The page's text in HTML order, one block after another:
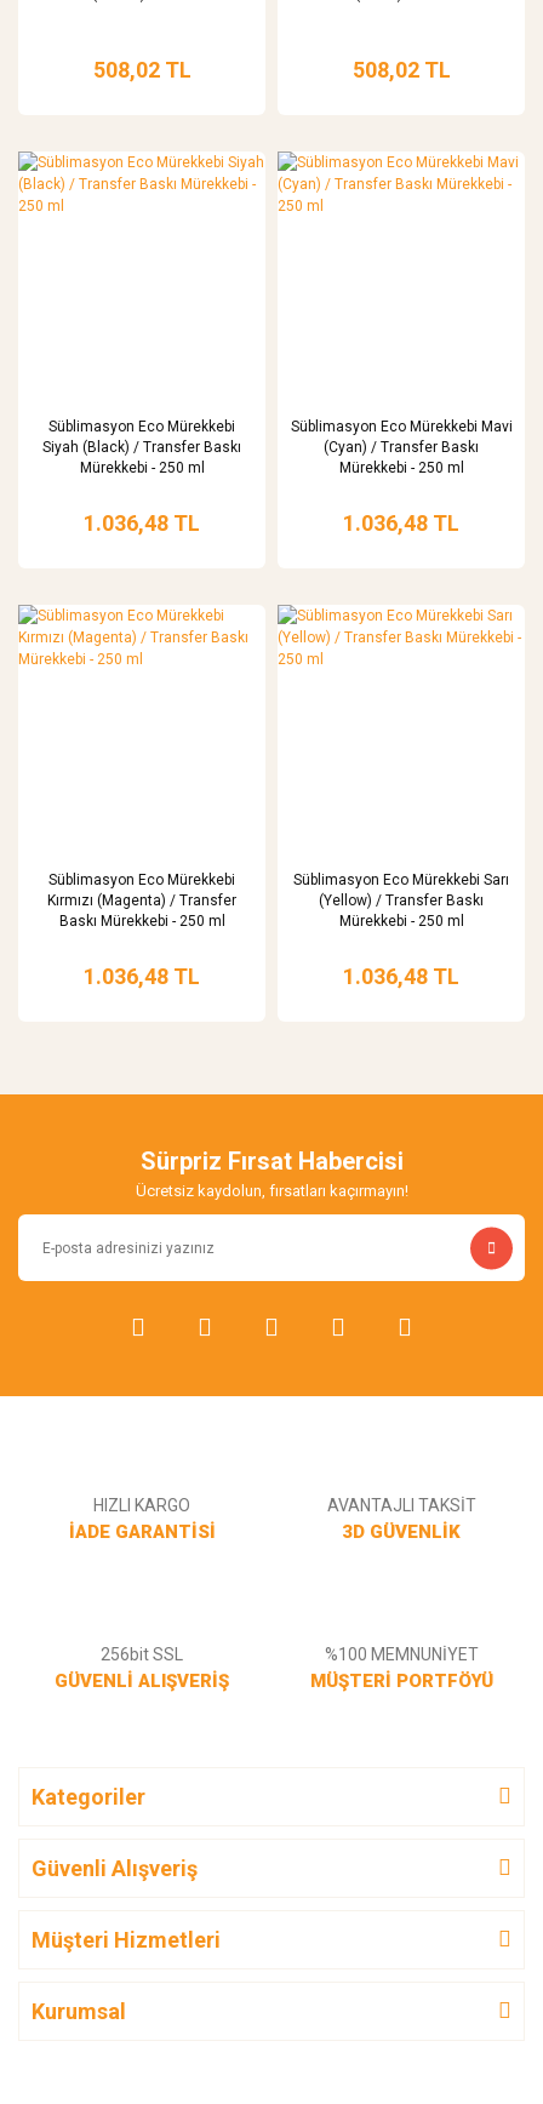
508,02 TL 508,02 TL
Süblimasyon Eco Mürekkebi
Siyah (Black) / Transfer Baskı
Mürekkebi - 250 ml
1.036,48 TL
Süblimasyon Eco Mürekkebi Mavi
(Cyan) / Transfer Baskı
Mürekkebi - 250 ml
1.036,48 TL
Süblimasyon Eco Mürekkebi
Kırmızı (Magenta) / Transfer
Baskı Mürekkebi - 250 ml
1.036,48 TL
Süblimasyon Eco Mürekkebi Sarı
(Yellow) / Transfer Baskı
Mürekkebi - 250 ml
1.036,48 TL
Sürpriz Fırsat Habercisi
Ücretsiz kaydolun, fırsatları kaçırmayın!
HIZLI KARGO
İADE GARANTİSİ
AVANTAJLI TAKSİT
3D GÜVENLİK
256bit SSL
GÜVENLİ ALIŞVERİŞ
%100 MEMNUNİYET
MÜŞTERİ PORTFÖYÜ
Kategoriler
Güvenli Alışveriş
Müşteri Hizmetleri
Kurumsal